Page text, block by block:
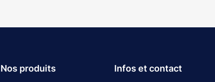
Nos produits Infos et contact